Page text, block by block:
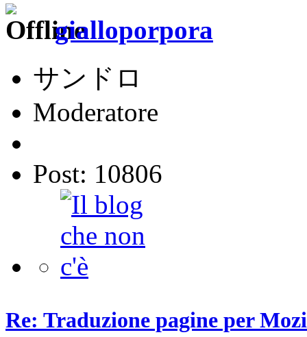
gialloporpora
サンドロ
Moderatore
Post: 10806
Re: Traduzione pagine per